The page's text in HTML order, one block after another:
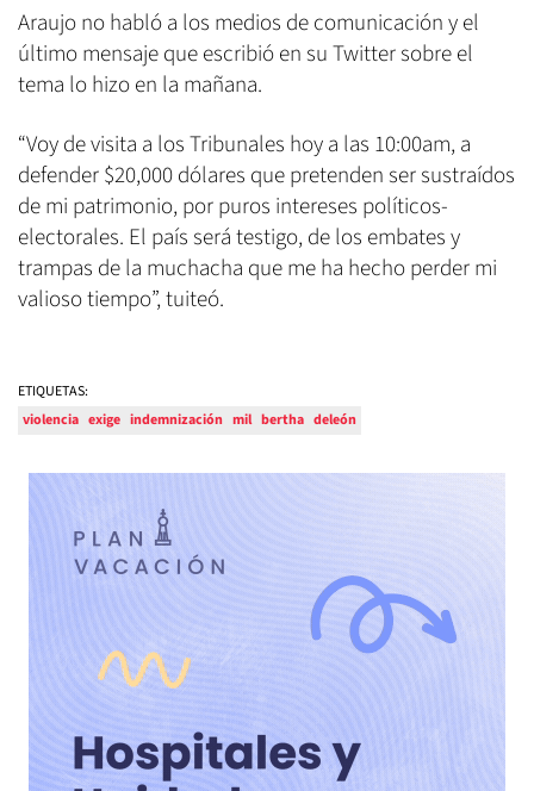
Araujo no habló a los medios de comunicación y el
último mensaje que escribió en su Twitter sobre el
tema lo hizo en la mañana.
“Voy de visita a los Tribunales hoy a las 10:00am, a
defender $20,000 dólares que pretenden ser sustraídos
de mi patrimonio, por puros intereses políticos-
electorales. El país será testigo, de los embates y
trampas de la muchacha que me ha hecho perder mi
valioso tiempo”, tuiteó.
ETIQUETAS:
violencia exige indemnización mil bertha deleón